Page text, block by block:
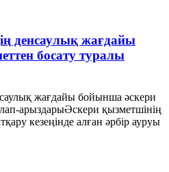
денсаулық жағдайы
босату туралы
жағдайы бойынша әскери
арыздарыӘскери қызметшінің
кезеңінде алған әрбір ауруы